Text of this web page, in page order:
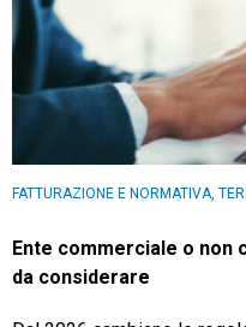
FATTURAZIONE E NORMATIVA,
Ente commerciale o non
da considerare